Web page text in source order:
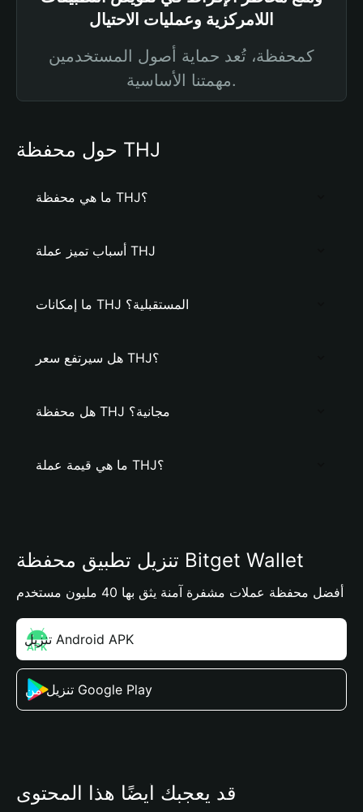
اللامركزية وعمليات الاحتيال
كمحفظة، تُعد حماية أصول المستخدمين
مهمتنا الأساسية.
حول محفظة THJ
ما هي محفظة THJ؟
أسباب تميز عملة THJ
ما إمكانات THJ المستقبلية؟
هل سيرتفع سعر THJ؟
هل محفظة THJ مجانية؟
ما هي قيمة عملة THJ؟
تنزيل تطبيق محفظة Bitget Wallet
أفضل محفظة عملات مشفرة آمنة يثق بها 40 مليون مستخدم
تنزيل Android APK
تنزيل من Google Play
قد يعجبك أيضًا هذا المحتوى